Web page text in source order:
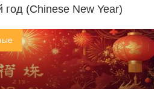
год (Chinese New Year)